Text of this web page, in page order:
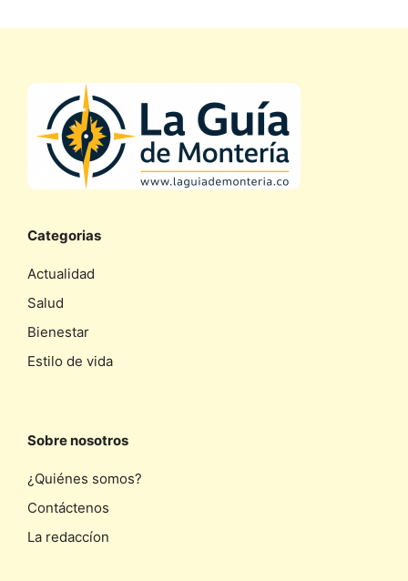
Categorias
Actualidad
Salud
Bienestar
Estilo de vida
Sobre nosotros
¿Quiénes somos?
Contáctenos
La redaccíon